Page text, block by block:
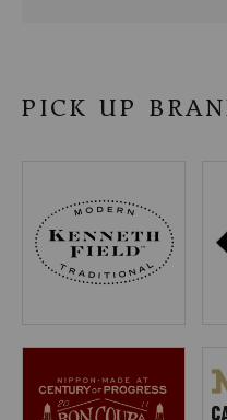
特定商取引法について
お問い合わせ
OFFICIAL WEB SITE
PICK UP